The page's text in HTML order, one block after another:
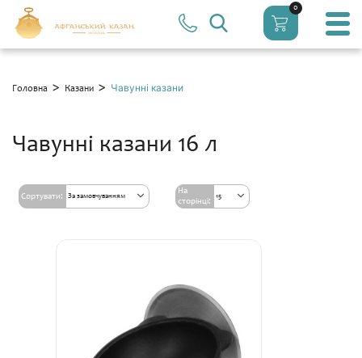
0
Головна > Казани > Чавунні казани
Чавунні казани 16 л
Сортувати: За замовчуванням
На
сторінці:
15